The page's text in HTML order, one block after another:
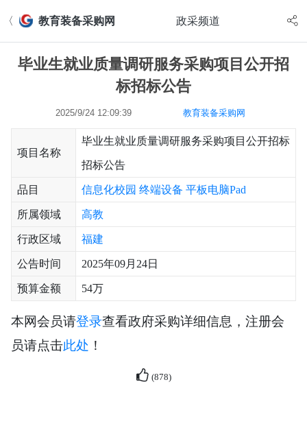
〈 教育装备采购网 政采频道
毕业生就业质量调研服务采购项目公开招
标招标公告
2025/9/24 12:09:39 教育装备采购网
项目名称
毕业生就业质量调研服务采购项目公开招标
招标公告
品目 信息化校园 终端设备 平板电脑Pad
所属领域 高教
行政区域 福建
公告时间 2025年09月24日
预算金额 54万
本网会员请登录查看政府采购详细信息，注册会
员请点击此处 ！
(878)